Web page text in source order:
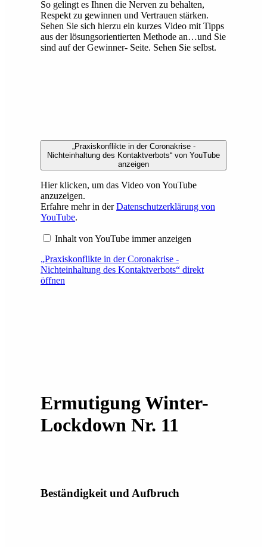
So gelingt es Ihnen die Nerven zu behalten,
Respekt zu gewinnen und Vertrauen stärken.
Sehen Sie sich hierzu ein kurzes Video mit Tipps
aus der lösungsorientierten Methode an…und Sie
sind auf der Gewinner- Seite. Sehen Sie selbst.
„Praxiskonflikte in der Coronakrise -
Nichteinhaltung des Kontaktverbots“ von YouTube
anzeigen
Hier klicken, um das Video von YouTube
anzuzeigen.
Erfahre mehr in derDatenschutzerklärung von
YouTube.
Inhalt von YouTube immer anzeigen
„Praxiskonflikte in der Coronakrise -
Nichteinhaltung des Kontaktverbots“ direkt
öffnen
Ermutigung Winter-
Lockdown Nr. 11
Beständigkeit und Aufbruch